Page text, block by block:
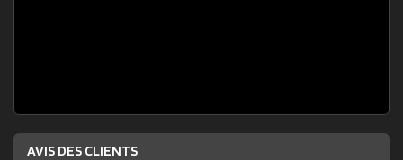
AVIS DES CLIENTS